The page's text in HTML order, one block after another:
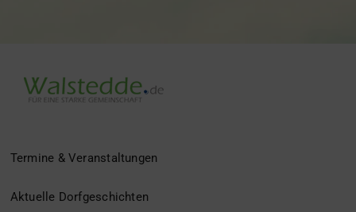
Termine & Veranstaltungen
Aktuelle Dorfgeschichten